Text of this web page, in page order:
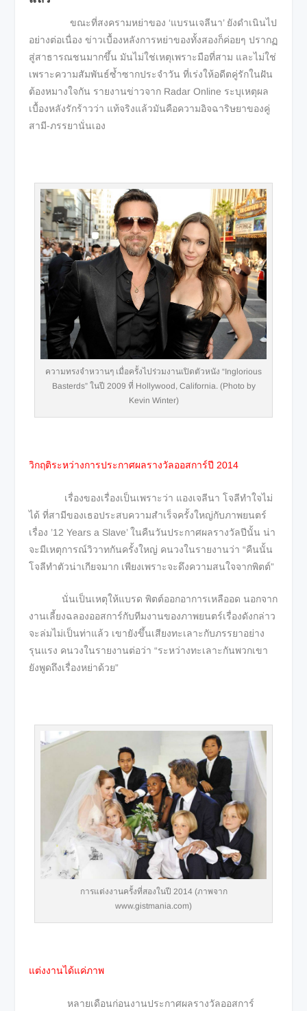
ขณะที่สงครามหย่าของ ‘แบรนเจลีนา’ ยังดำเนินไป
อย่างต่อเนื่อง ข่าวเบื้องหลังการหย่าของทั้งสองก็ค่อยๆ ปรากฏ
สู่สาธารณชนมากขึ้น มันไม่ใช่เหตุเพราะมือที่สาม และไม่ใช่
เพราะความสัมพันธ์ซ้ำซากประจำวัน ที่เร่งให้อดีตคู่รักในฝัน
ต้องหมางใจกัน รายงานข่าวจาก Radar Online ระบุเหตุผล
เบื้องหลังรักร้าวว่า แท้จริงแล้วมันคือความอิจฉาริษยาของคู่
สามี-ภรรยานั่นเอง
ความทรงจำหวานๆ เมื่อครั้งไปร่วมงานเปิดตัวหนัง “Inglorious
Basterds” ในปี 2009 ที่ Hollywood, California. (Photo by
Kevin Winter)
วิกฤติระหว่างการประกาศผลรางวัลออสการ์ปี 2014
เรื่องของเรื่องเป็นเพราะว่า แองเจลีนา โจลีทำใจไม่
ได้ ที่สามีของเธอประสบความสำเร็จครั้งใหญ่กับภาพยนตร์
เรื่อง ’12 Years a Slave’ ในคืนวันประกาศผลรางวัลปีนั้น น่า
จะมีเหตุการณ์วิวาทกันครั้งใหญ่ คนวงในรายงานว่า “คืนนั้น
โจลีทำตัวน่าเกียจมาก เพียงเพราะจะดึงความสนใจจากพิตต์”
นั่นเป็นเหตุให้แบรด พิตต์ออกอาการเหลืออด นอกจาก
งานเลี้ยงฉลองออสการ์กับทีมงานของภาพยนตร์เรื่องดังกล่าว
จะล่มไม่เป็นท่าแล้ว เขายังขึ้นเสียงทะเลาะกับภรรยาอย่าง
รุนแรง คนวงในรายงานต่อว่า “ระหว่างทะเลาะกันพวกเขา
ยังพูดถึงเรื่องหย่าด้วย”
การแต่งงานครั้งที่สองในปี 2014 (ภาพจาก
www.gistmania.com)
แต่งงานได้แค่ภาพ
หลายเดือนก่อนงานประกาศผลรางวัลออสการ์